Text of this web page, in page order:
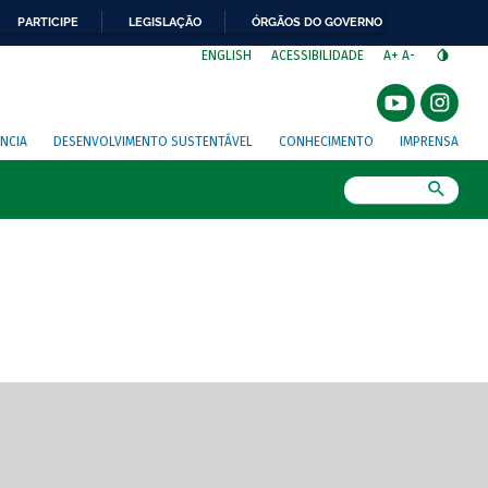
PARTICIPE LEGISLAÇÃO ÓRGÃOS DO GOVERNO
ENGLISH ACESSIBILIDADE A+ A-
DESENVOLVIMENTO SUSTENTÁVEL CONHECIMENTO IMPRENSA
de tela